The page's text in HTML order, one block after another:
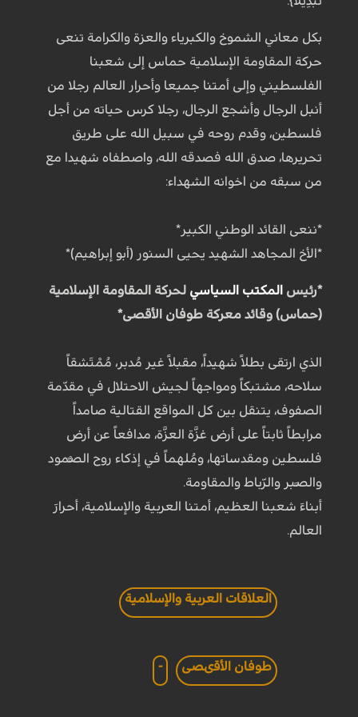
بكل معاني الشموخ والكبرياء والعزة والكرامة تنعى
حركة المقاومة الإسلامية حماس إلى شعبنا
الفلسطيني وإلى أمتنا جميعا وأحرار العالم رجلا من
أنبل الرجال وأشجع الرجال، رجلا كرس حياته من أجل
فلسطين، وقدم روحه في سبيل الله على طريق
تحريرها، صدق الله فصدقه الله، واصطفاه شهيدا مع
من سبقه من اخوانه الشهداء:
*ننعى القائد الوطني الكبير*
*الأخ المجاهد الشهيد يحيى السنور (أبو إبراهيم)*
*رئيس المكتب السياسي لحركة المقاومة الإسلامية
(حماس) وقائد معركة طوفان الأقصى*
الذي ارتقى بطلاً شهيداً، مقبلاً غير مُدبر، مُمْتَشقاً
سلاحه، مشتبكاً ومواجهاً لجيش الاحتلال في مقدّمة
الصفوف، يتنقل بين كل المواقع القتالية صامداً
مرابطاً ثابتاً على أرض غزَّة العزَّة، مدافعاً عن أرض
فلسطين ومقدساتها، ومُلهماً في إذكاء روح الصُّمود
والصَّبر والرّباط والمقاومة.
أبناءَ شعبنا العظيم، أمتنا العربية والإسلامية، أحرارَ
العالم.
العلاقات العربية والإسلامية
طوفان الأقىصى -